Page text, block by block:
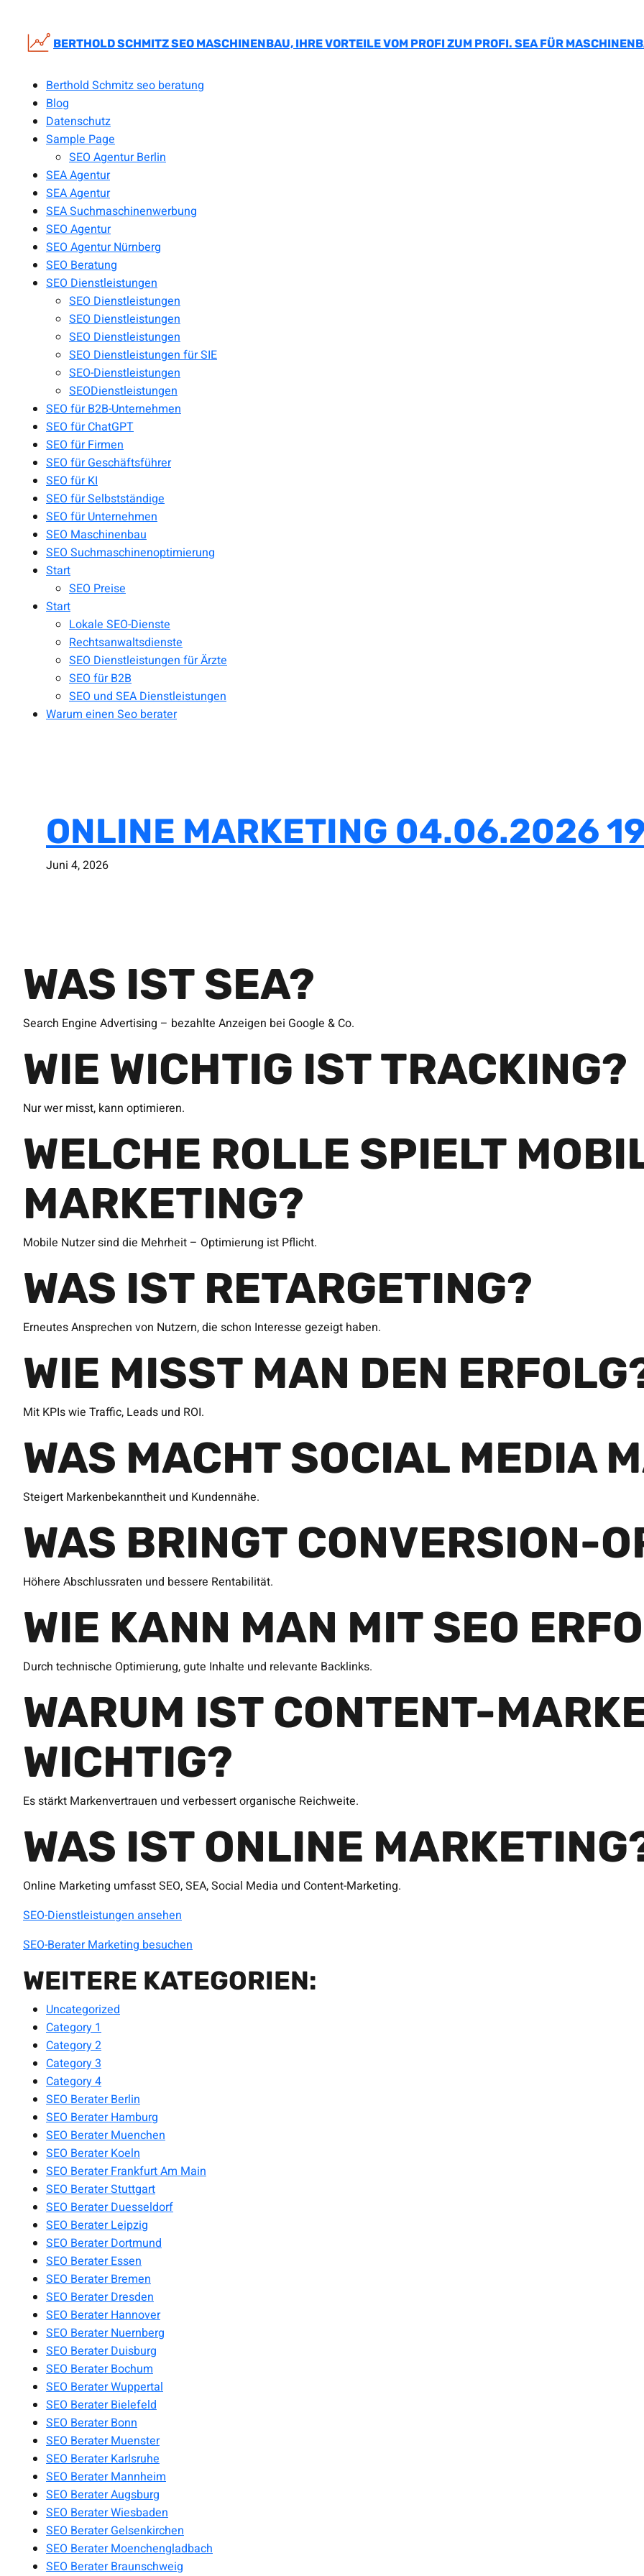
springen
BERTHOLD SCHMITZ SEO MASCHINENBAU, IHRE VORTEILE VOM PROFI ZUM PROFI. SEA FÜR
Berthold Schmitz seo beratung
Blog
Datenschutz
Sample Page
SEO Agentur Berlin
SEA Agentur
SEA Agentur
SEA Suchmaschinenwerbung
SEO Agentur
SEO Agentur Nürnberg
SEO Beratung
SEO Dienstleistungen
SEO Dienstleistungen
SEO Dienstleistungen
SEO Dienstleistungen
SEO Dienstleistungen für SIE
SEO-Dienstleistungen
SEODienstleistungen
SEO für B2B-Unternehmen
SEO für ChatGPT
SEO für Firmen
SEO für Geschäftsführer
SEO für KI
SEO für Selbstständige
SEO für Unternehmen
SEO Maschinenbau
SEO Suchmaschinenoptimierung
Start
SEO Preise
Start
Lokale SEO-Dienste
Rechtsanwaltsdienste
SEO Dienstleistungen für Ärzte
SEO für B2B
SEO und SEA Dienstleistungen
Warum einen Seo berater
ONLINE MARKETING 04.06.2026
Juni 4, 2026
WAS IST SEA?
Search Engine Advertising – bezahlte Anzeigen bei Google & Co.
WIE WICHTIG IST TRACKING?
Nur wer misst, kann optimieren.
WELCHE ROLLE SPIELT
MARKETING?
Mobile Nutzer sind die Mehrheit – Optimierung ist Pflicht.
WAS IST RETARGETING?
Erneutes Ansprechen von Nutzern, die schon Interesse gezeigt haben.
WIE MISST MAN DEN
Mit KPIs wie Traffic, Leads und ROI.
WAS MACHT SOCIAL MEDIA
Steigert Markenbekanntheit und Kundennähe.
WAS BRINGT CONVERSION-
Höhere Abschlussraten und bessere Rentabilität.
WIE KANN MAN MIT SEO
Durch technische Optimierung, gute Inhalte und relevante Backlinks.
WARUM IST CONTENT-
WICHTIG?
Es stärkt Markenvertrauen und verbessert organische Reichweite.
WAS IST ONLINE
Online Marketing umfasst SEO, SEA, Social Media und Content-Marketing.
SEO-Dienstleistungen ansehen
SEO-Berater Marketing besuchen
WEITERE KATEGORIEN:
Uncategorized
Category 1
Category 2
Category 3
Category 4
SEO Berater Berlin
SEO Berater Hamburg
SEO Berater Muenchen
SEO Berater Koeln
SEO Berater Frankfurt Am Main
SEO Berater Stuttgart
SEO Berater Duesseldorf
SEO Berater Leipzig
SEO Berater Dortmund
SEO Berater Essen
SEO Berater Bremen
SEO Berater Dresden
SEO Berater Hannover
SEO Berater Nuernberg
SEO Berater Duisburg
SEO Berater Bochum
SEO Berater Wuppertal
SEO Berater Bielefeld
SEO Berater Bonn
SEO Berater Muenster
SEO Berater Karlsruhe
SEO Berater Mannheim
SEO Berater Augsburg
SEO Berater Wiesbaden
SEO Berater Gelsenkirchen
SEO Berater Moenchengladbach
SEO Berater Braunschweig